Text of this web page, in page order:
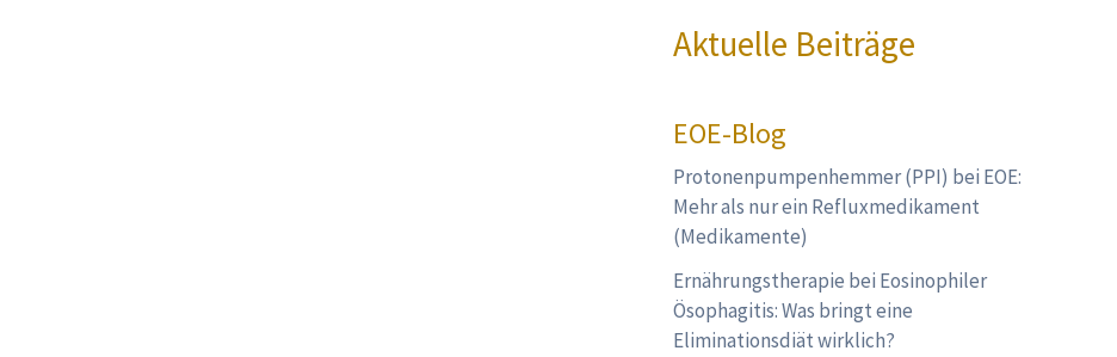
Aktuelle Beiträge
EOE-Blog
Protonenpumpenhemmer (PPI) bei EOE:
Mehr als nur ein Refluxmedikament
(Medikamente)
Ernährungstherapie bei Eosinophiler
Ösophagitis: Was bringt eine
Eliminationsdiät wirklich?